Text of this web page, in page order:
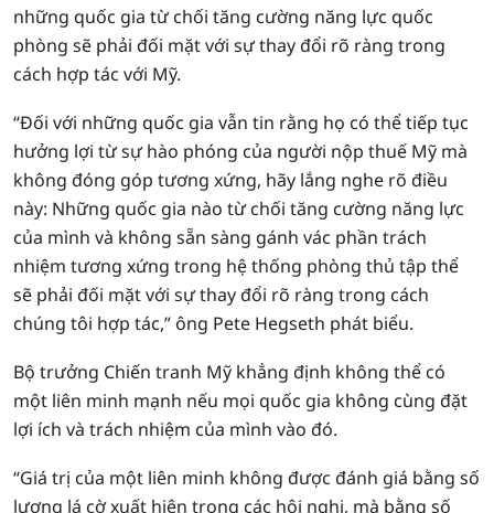
những quốc gia từ chối tăng cường năng lực quốc
phòng sẽ phải đối mặt với sự thay đổi rõ ràng trong
cách hợp tác với Mỹ.
“Đối với những quốc gia vẫn tin rằng họ có thể tiếp tục
hưởng lợi từ sự hào phóng của người nộp thuế Mỹ mà
không đóng góp tương xứng, hãy lắng nghe rõ điều
này: Những quốc gia nào từ chối tăng cường năng lực
của mình và không sẵn sàng gánh vác phần trách
nhiệm tương xứng trong hệ thống phòng thủ tập thể
sẽ phải đối mặt với sự thay đổi rõ ràng trong cách
chúng tôi hợp tác,” ông Pete Hegseth phát biểu.
Bộ trưởng Chiến tranh Mỹ khẳng định không thể có
một liên minh mạnh nếu mọi quốc gia không cùng đặt
lợi ích và trách nhiệm của mình vào đó.
“Giá trị của một liên minh không được đánh giá bằng số
lượng lá cờ xuất hiện trong các hội nghị, mà bằng số